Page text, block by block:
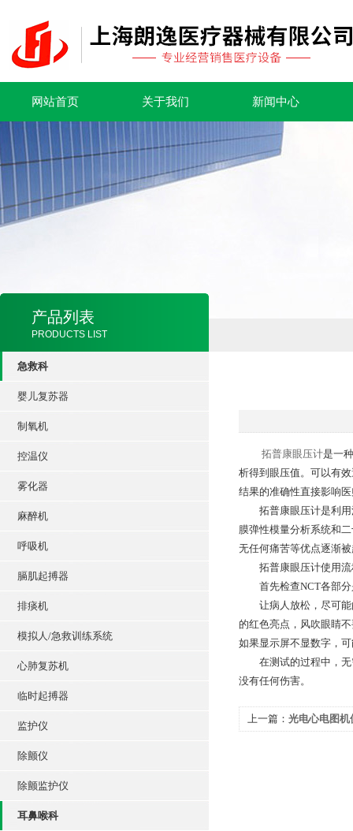
网站首页 关于我们 新闻中心
产品列表
PRODUCTS LIST
急救科
婴儿复苏器
制氧机
控温仪
雾化器
麻醉机
呼吸机
膈肌起搏器
排痰机
模拟人/急救训练系统
心肺复苏机
临时起搏器
监护仪
除颤仪
除颤监护仪
耳鼻喉科
拓普康眼压计是一
析得到眼压值。可以有
结果的准确性直接影响
拓普康眼压计是利用
膜弹性模量分析系统和
无任何痛苦等优点逐渐
拓普康眼压计使用流
首先检查NCT各部分
让病人放松，尽可能
的红色亮点，风吹眼睛
如果显示屏不显数字，
在测试的过程中，无
没有任何伤害。
上一篇： 光电心电图机